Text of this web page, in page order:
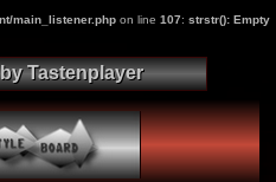
main_listener.php on line 107: strstr(): Empty
Tastenplayer